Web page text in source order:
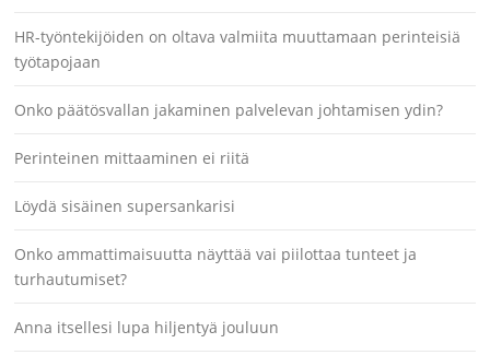
HR-työntekijöiden on oltava valmiita muuttamaan perinteisiä
työtapojaan
Onko päätösvallan jakaminen palvelevan johtamisen ydin?
Perinteinen mittaaminen ei riitä
Löydä sisäinen supersankarisi
Onko ammattimaisuutta näyttää vai piilottaa tunteet ja
turhautumiset?
Anna itsellesi lupa hiljentyä jouluun